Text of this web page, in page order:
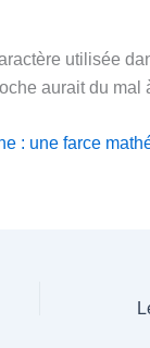
utilisée
aurait du mal
: une farce